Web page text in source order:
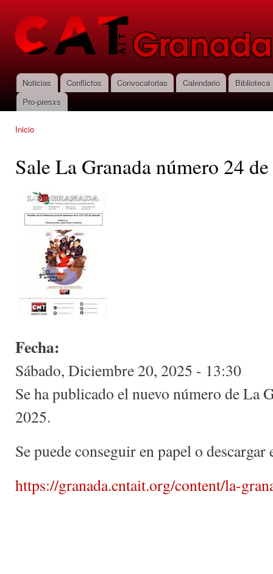
CNT-AIT
Granada
Menú principal
Noticias Conflictos Convocatorias Calendario
Biblioteca
Pro-presxs
Inicio
Sale La Granada número 24
Fecha:
Sábado, Diciembre 20, 2025 - 13:30
Se ha publicado el nuevo número de La
2025.
Se puede conseguir en papel o
https://granada.cntait.org/content/la-